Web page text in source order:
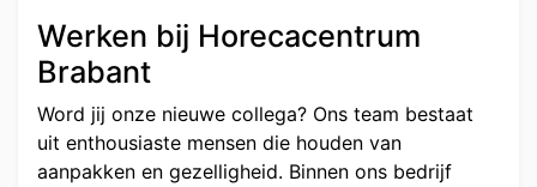
Werken bij Horecacentrum
Brabant
Word jij onze nieuwe collega? Ons team bestaat
uit enthousiaste mensen die houden van
aanpakken en gezelligheid. Binnen ons bedrijf